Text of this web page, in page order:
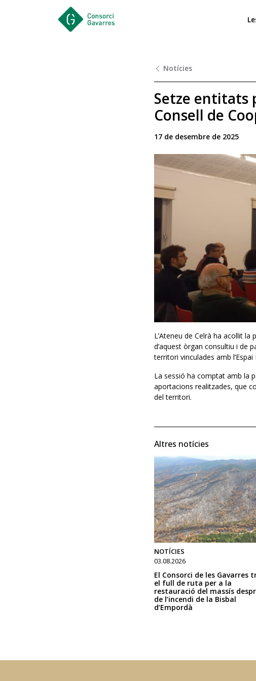
Notícies
Setze entitats
Consell de
17 de desembre de 2025
L’Ateneu de Celrà ha acollit
d’aquest òrgan consultiu i de
territori vinculades amb
La sessió ha comptat amb la
aportacions realitzades, que
del territori.
Altres notícies
NOTÍCIES
03.08.2026
El Consorci de les Gavarres
el full de ruta per a la
restauració del massís
de l’incendi de la Bisbal
d’Empordà